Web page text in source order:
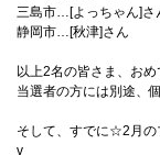
三島市…[よっちゃん]さ
静岡市…[秋津]さん
以上2名の皆さま、お
当選者の方には別途、
そして、すでに☆2月
v